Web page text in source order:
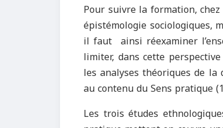
Pour suivre la formation,
épistémologie sociologiques,
il faut ainsi réexaminer
limiter, dans cette
les analyses théoriques de la
au contenu du Sens pratique
Les trois études